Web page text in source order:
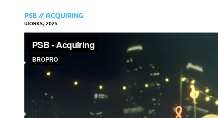
PSB // ACQUIRING
WORKS, 2025